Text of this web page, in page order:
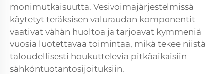
monimutkaisuutta. Vesivoimajärjestelmissä
käytetyt teräksisen valuraudan komponentit
vaativat vähän huoltoa ja tarjoavat kymmeniä
vuosia luotettavaa toimintaa, mikä tekee niistä
taloudellisesti houkuttelevia pitkäaikaisiin
sähköntuotantosijoituksiin.